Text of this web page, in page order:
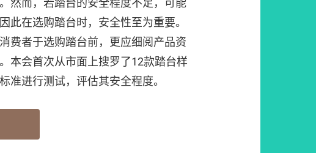
此在选购踏台时，安全性至为重要。
费者于选购踏台前，更应细阅产品资
本会首次从市面上搜罗了12款踏台样
准进行测试，评估其安全程度。